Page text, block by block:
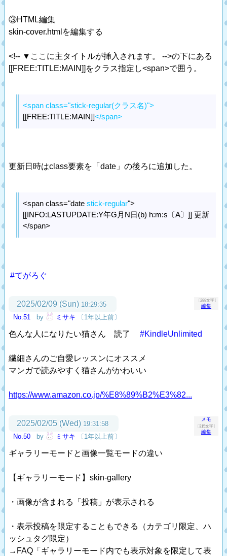
③HTML編集
skin-cover.htmlを編集する
<!-- ▼ここに主タイトルが挿入されます。 -->の下にある
[[FREE:TITLE:MAIN]]をクラス指定し<span>で囲う。
<span class="stick-regular(クラス名)">
[[FREE:TITLE:MAIN]]</span>
更新日時はclass要素を「date」の後ろに追加した。
<span class="date stick-regular">
[[INFO:LASTUPDATE:Y年G月N日(b) h:m:s〔A〕]] 更新
</span>
#てがろぐ
〔288文字〕
編集
2025/02/09 (Sun) 18:29:35
No.51
by ミサキ 〔1年以上前〕
色んな人になりたい猫さん 読了 #KindleUnlimited
繊細さんのご自愛レッスンにオススメ
マンガで読みやすく猫さんがかわいい
https://www.amazon.co.jp/%E8%89%B2%E3%82...
メモ
〔315文字〕
編集
2025/02/05 (Wed) 19:31:58
No.50
by ミサキ 〔1年以上前〕
ギャラリーモードと画像一覧モードの違い
【ギャラリーモード】skin-gallery
・画像が含まれる「投稿」が表示される
・表示投稿を限定することもできる（カテゴリ限定、ハ
ッシュタグ限定）
→FAQ「ギャラリーモード内でも表示対象を限定して表